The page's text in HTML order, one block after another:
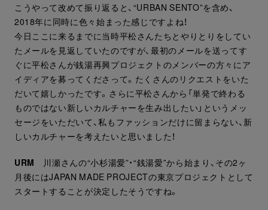
こうやって改めて振り返ると、“URBAN SENTO”を含め、
2018年に同時に色々始まった感じですよね！
今日ここに来るまでに当時平松さんたちとやりとりをしてい
たメールを見返していたのですが、最初のメールを送ってす
ぐに平松さんが銭湯再興プロジェクトのメンバーの方々にア
イディアを募ってくださって。たくさんのリクエストをいた
だいて嬉しかったです。さらに平松さんから「単発で終わる
ものではない新しいカルチャーを生み出したい」というメッ
セージをいただいて、私もファッションだけに留まらない、新
しいカルチャーを考えたいと思いました！
URM 川瀬さんの“小杉湯愛”・“銭湯愛”から始まり、その2ヶ
月後にはJAPAN MADE PROJECTの東京プロジェクトとして
スタートすることが決定したそうですね。